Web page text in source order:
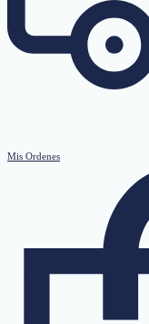
Mis Ordenes